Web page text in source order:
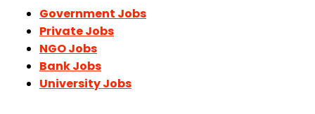
Government Jobs
Private Jobs
NGO Jobs
Bank Jobs
University Jobs